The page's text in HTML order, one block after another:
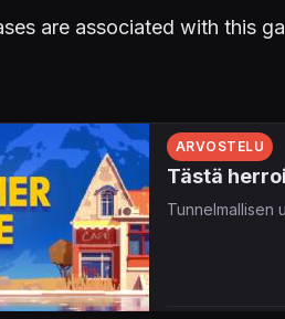
are associated with this
ARVOSTELU
Tästä
Tunnelmallisen